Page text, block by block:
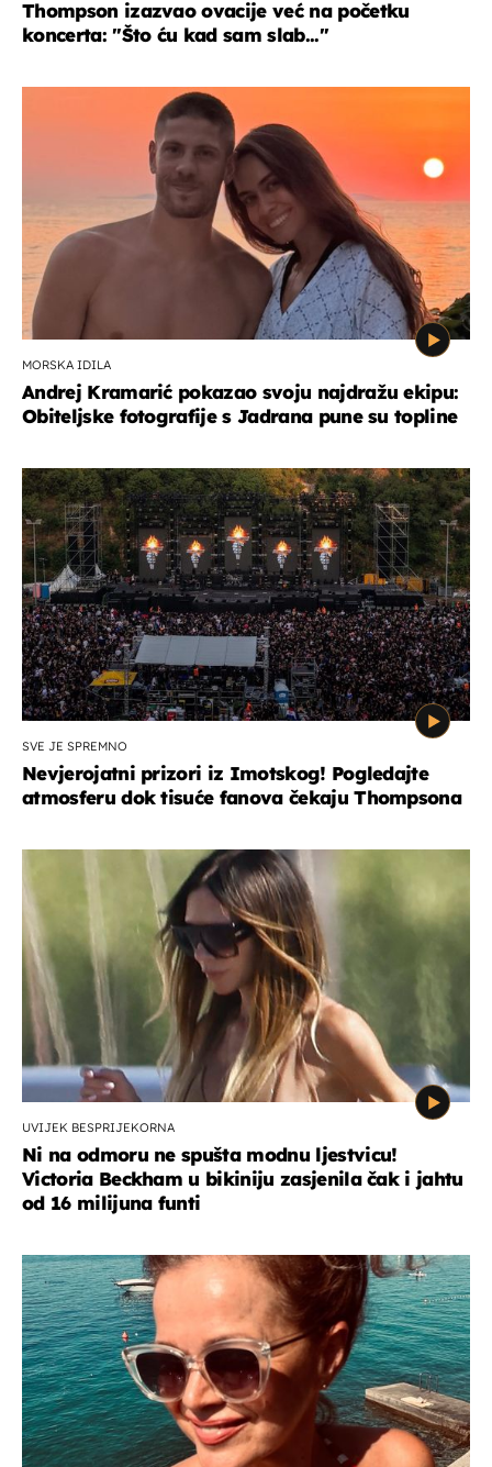
Thompson izazvao ovacije već na početku
koncerta: "Što ću kad sam slab..."
MORSKA IDILA
Andrej Kramarić pokazao svoju najdražu ekipu:
Obiteljske fotografije s Jadrana pune su topline
SVE JE SPREMNO
Nevjerojatni prizori iz Imotskog! Pogledajte
atmosferu dok tisuće fanova čekaju Thompsona
UVIJEK BESPRIJEKORNA
Ni na odmoru ne spušta modnu ljestvicu!
Victoria Beckham u bikiniju zasjenila čak i jahtu
od 16 milijuna funti